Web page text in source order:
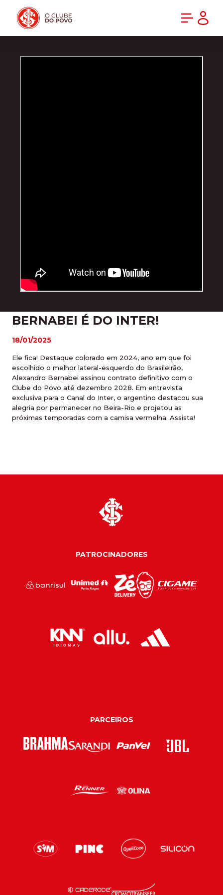
BERNABEI É DO INTER!
18/01/2025
Ele fica! Destaque colorado em 2024, ano em que foi
escolhido o melhor lateral-esquerdo do Brasileirão,
Alexandro Bernabei assinou contrato definitivo com o
Clube do Povo até dezembro 2028. Em entrevista
exclusiva para o Canal do Inter, o argentino destacou sua
alegria por permanecer no Beira-Rio e projetou as
próximas temporadas com a camisa vermelha. Assista!
PATROCINADORES
PARCEIROS